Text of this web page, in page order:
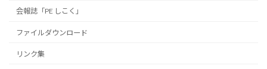
会報誌「PE しこく」
ファイルダウンロード
リンク集